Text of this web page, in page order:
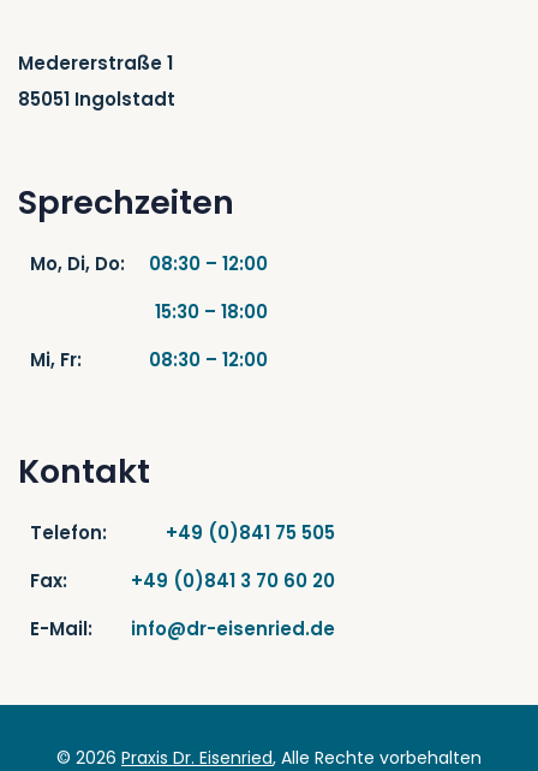
Medererstraße 1
85051 Ingolstadt
Sprechzeiten
Mo, Di, Do:
08:30 – 12:00
15:30 – 18:00
Mi, Fr:
08:30 – 12:00
Kontakt
Telefon:
+49 (0)841 75 505
Fax:
+49 (0)841 3 70 60 20
E-Mail:
info@dr-eisenried.de
© 2026 Praxis Dr. Eisenried, Alle Rechte vorbehalten